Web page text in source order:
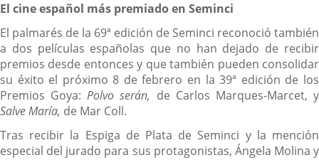
El cine español más premiado en Seminci
El palmarés de la 69ª edición de Seminci reconoció también
a dos películas españolas que no han dejado de recibir
premios desde entonces y que también pueden consolidar
su éxito el próximo 8 de febrero en la 39ª edición de los
Premios Goya:Polvo serán, de Carlos Marques-Marcet, y
Salve María, de Mar Coll.
Tras recibir la Espiga de Plata de Seminci y la mención
especial del jurado para sus protagonistas, Ángela Molina y